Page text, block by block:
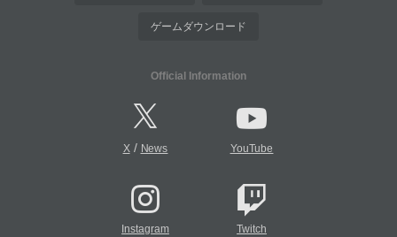
ゲームダウンロード
Official Information
X/ News YouTube
Instagram Twitch